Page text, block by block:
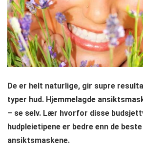
De er helt naturlige, gir supre
typer hud. Hjemmelagde
– se selv. Lær hvorfor disse
hudpleietipene er bedre enn de
ansiktsmaskene.